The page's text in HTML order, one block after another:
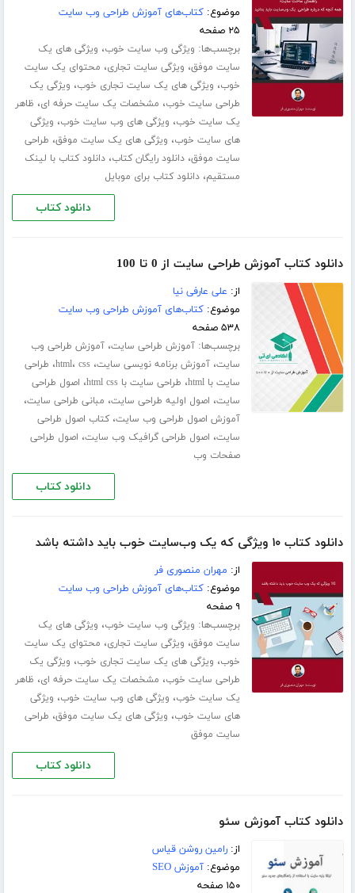
موضوع:کتاب‌های آموزش طراحی وب سایت
۲۵ صفحه
برچسب‌ها: ویژگی وب سایت خوب، ویژگی های یک
سایت موفق، ویژگی سایت تجاری، محتوای یک سایت
خوب، ویژگی های یک سایت تجاری خوب، ویژگی یک
طراحی سایت خوب، مشخصات یک سایت حرفه ای، ظاهر
یک سایت خوب، ویژگی های وب سایت خوب، ویژگی
های سایت خوب، ویژگی های یک سایت موفق، طراحی
سایت موفق،دانلود رایگان کتاب،دانلود کتاب با لینک
مستقیم،دانلود کتاب برای موبایل
دانلود کتاب
دانلود کتاب آموزش طراحی سایت از 0 تا 100
از: علی عارفی نیا
موضوع:کتاب‌های آموزش طراحی وب سایت
۵۳۸ صفحه
برچسب‌ها:آموزش طراحی سایت،آموزش طراحی وب
سایت،آموزش برنامه نویسی سایت، html، css ، طراحی
سایت با html
، طراحی سایت با html css ، اصول طراحی
سایت، اصول اولیه طراحی سایت، مبانی طراحی سایت،
آموزش اصول طراحی وب سایت،کتاب اصول طراحی
سایت، اصول طراحی گرافیک وب سایت، اصول طراحی
صفحات وب
دانلود کتاب
دانلود کتاب ۱۰ ویژگی که یک وب‌سایت خوب باید داشته باشد
از: مهران منصوری فر
موضوع:کتاب‌های آموزش طراحی وب سایت
۹ صفحه
برچسب‌ها: ویژگی وب سایت خوب، ویژگی های یک
سایت موفق، ویژگی سایت تجاری، محتوای یک سایت
خوب، ویژگی های یک سایت تجاری خوب، ویژگی یک
طراحی سایت خوب، مشخصات یک سایت حرفه ای، ظاهر
یک سایت خوب، ویژگی های وب سایت خوب، ویژگی
های سایت خوب، ویژگی های یک سایت موفق، طراحی
سایت موفق
دانلود کتاب
دانلود کتاب آموزش سئو
از:رامین روشن قیاس
موضوع:آموزش SEO
۱۵۰ صفحه